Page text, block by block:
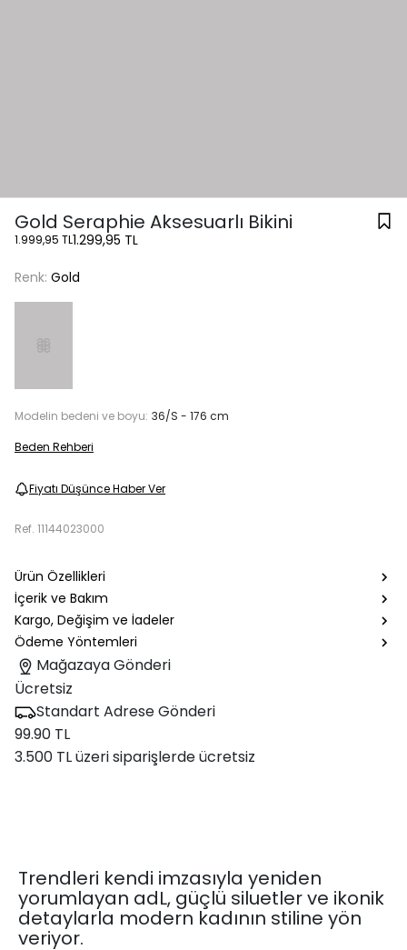
Gold Seraphie Aksesuarlı Bikini
1.999,95 TL1.299,95 TL
Renk: Gold
Modelin bedeni ve boyu: 36/S - 176 cm
Beden Rehberi
Fiyatı Düşünce Haber Ver
Ref. 11144023000
Ürün Özellikleri
İçerik ve Bakım
Kargo, Değişim ve İadeler
Ödeme Yöntemleri
Mağazaya Gönderi
Ücretsiz
Standart Adrese Gönderi
99.90 TL
3.500 TL üzeri siparişlerde ücretsiz
Trendleri kendi imzasıyla yeniden
yorumlayan adL, güçlü siluetler ve ikonik
detaylarla modern kadının stiline yön
veriyor.